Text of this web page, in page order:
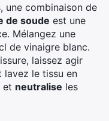
une combinaison de
de soude est une
Mélangez une
de vinaigre blanc.
laissez agir
lavez le tissu en
et neutralise les